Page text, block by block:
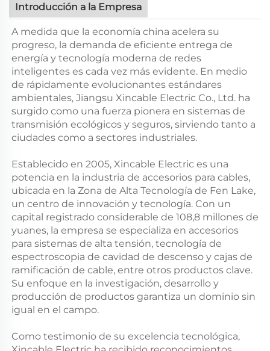
Introducción a la Empresa
A medida que la economía china acelera su
progreso, la demanda de eficiente entrega de
energía y tecnología moderna de redes
inteligentes es cada vez más evidente. En medio
de rápidamente evolucionantes estándares
ambientales, Jiangsu Xincable Electric Co., Ltd. ha
surgido como una fuerza pionera en sistemas de
transmisión ecológicos y seguros, sirviendo tanto a
ciudades como a sectores industriales.
Establecido en 2005, Xincable Electric es una
potencia en la industria de accesorios para cables,
ubicada en la Zona de Alta Tecnología de Fen Lake,
un centro de innovación y tecnología. Con un
capital registrado considerable de 108,8 millones de
yuanes, la empresa se especializa en accesorios
para sistemas de alta tensión, tecnología de
espectroscopia de cavidad de descenso y cajas de
ramificación de cable, entre otros productos clave.
Su enfoque en la investigación, desarrollo y
producción de productos garantiza un dominio sin
igual en el campo.
Como testimonio de su excelencia tecnológica,